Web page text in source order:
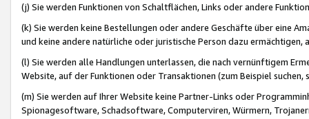
(j) Sie werden Funktionen von Schaltflächen, Links oder andere
(k) Sie werden keine Bestellungen oder andere Geschäfte über eine
und keine andere natürliche oder juristische Person dazu
(l) Sie werden alle Handlungen unterlassen, die nach vernünftigem
Website, auf der Funktionen oder Transaktionen (zum Beispiel
(m) Sie werden auf Ihrer Website keine Partner-Links oder
Spionagesoftware, Schadsoftware, Computerviren, Würmern,